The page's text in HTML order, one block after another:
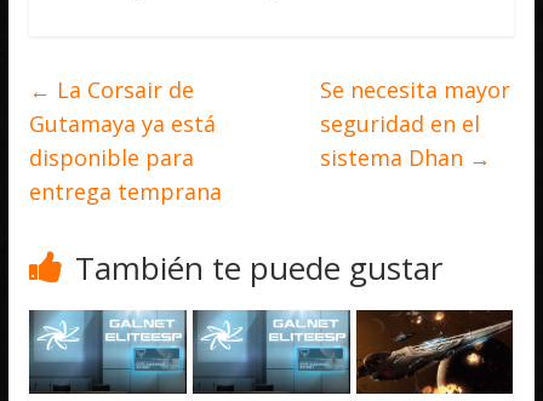
← La Corsair de
Gutamaya ya está
disponible para
entrega temprana
Se necesita mayor
seguridad en el
sistema Dhan →
También te puede gustar